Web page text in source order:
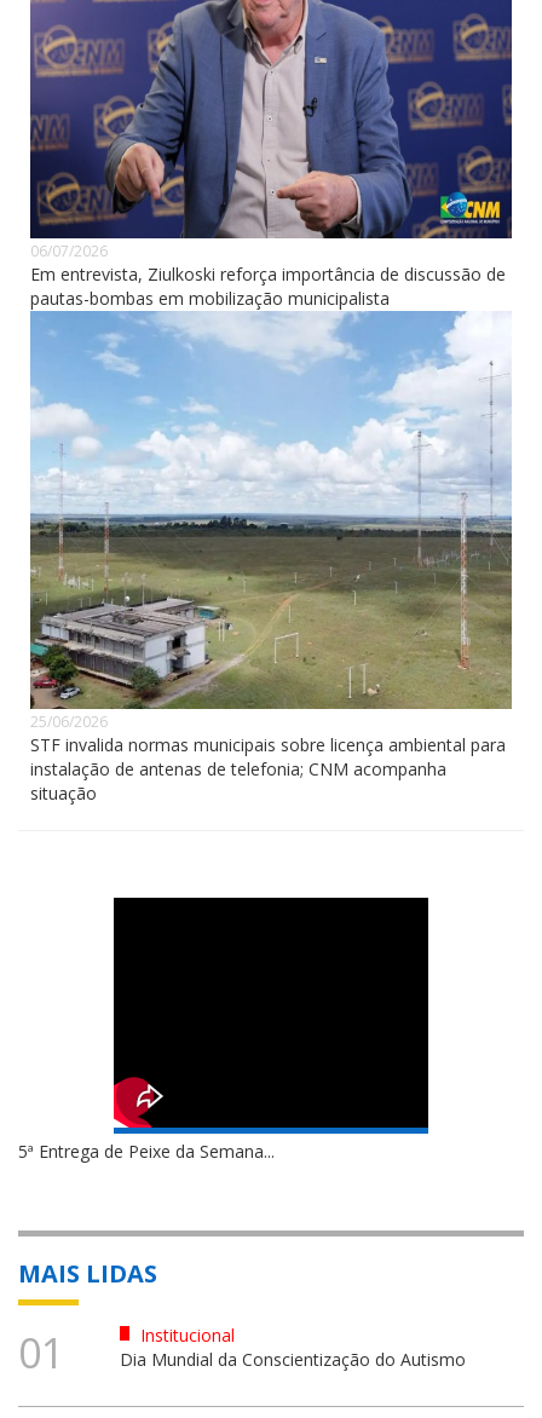
06/07/2026
Em entrevista, Ziulkoski reforça importância de discussão de
pautas-bombas em mobilização municipalista
25/06/2026
STF invalida normas municipais sobre licença ambiental para
instalação de antenas de telefonia; CNM acompanha
situação
5ª Entrega de Peixe da Semana...
MAIS LIDAS
01
Institucional
Dia Mundial da Conscientização do Autismo